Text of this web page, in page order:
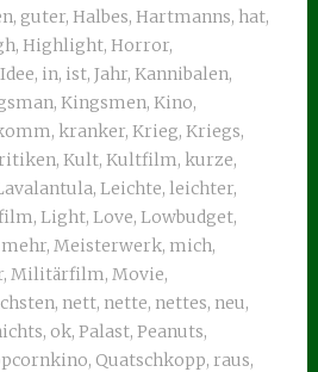
, guter, Halbes, Hartmanns, hat,
, Highlight, Horror,
Idee, in, ist, Jahr, Kannibalen,
, Kingsmen, Kino,
, kranker, Krieg, Kriegs,
, Kult, Kultfilm, kurze,
, Leichte, leichter,
, Light, Love, Lowbudget,
mehr, Meisterwerk, mich,
, Militärfilm, Movie,
, nett, nette, nettes, neu,
, ok, Palast, Peanuts,
, Quatschkopp, raus,